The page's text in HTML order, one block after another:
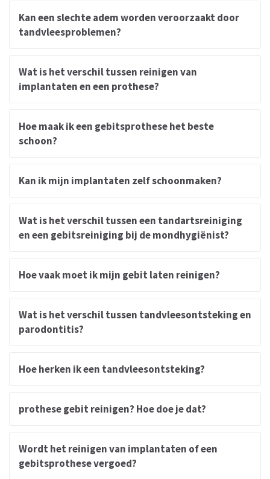
Kan een slechte adem worden veroorzaakt door
tandvleesproblemen?
Wat is het verschil tussen reinigen van
implantaten en een prothese?
Hoe maak ik een gebitsprothese het beste
schoon?
Kan ik mijn implantaten zelf schoonmaken?
Wat is het verschil tussen een tandartsreiniging
en een gebitsreiniging bij de mondhygiënist?
Hoe vaak moet ik mijn gebit laten reinigen?
Wat is het verschil tussen tandvleesontsteking en
parodontitis?
Hoe herken ik een tandvleesontsteking?
prothese gebit reinigen? Hoe doe je dat?
Wordt het reinigen van implantaten of een
gebitsprothese vergoed?